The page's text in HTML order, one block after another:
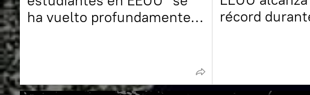
ha vuelto profundamente
récord